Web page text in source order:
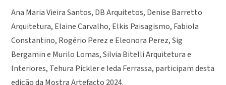
Ana Maria Vieira Santos, DB Arquitetos, Denise Barretto
Arquitetura, Elaine Carvalho, Elkis Paisagismo, Fabiola
Constantino, Rogério Perez e Eleonora Perez, Sig
Bergamin e Murilo Lomas, Silvia Bitelli Arquitetura e
Interiores, Tehura Pickler e Ieda Ferrassa, participam desta
edição da Mostra Artefacto 2024.